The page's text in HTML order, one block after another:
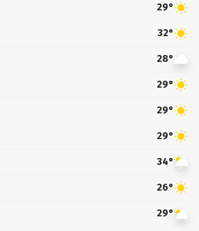
29°
32°
28°
29°
29°
29°
34°
26°
29°